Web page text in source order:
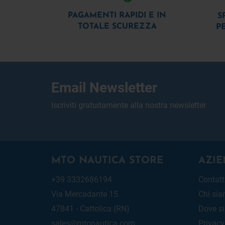
PAGAMENTI RAPIDI E IN
TOTALE SCUREZZA
Email Newsletter
Iscriviti gratuitamente alla nostra newsletter
MTO NAUTICA STORE
+39 3332686194
Via Mercadante 15
47841 - Cattolica (RN)
sales@mtonautica.com
Contatti
Chi
Dove
Privacy